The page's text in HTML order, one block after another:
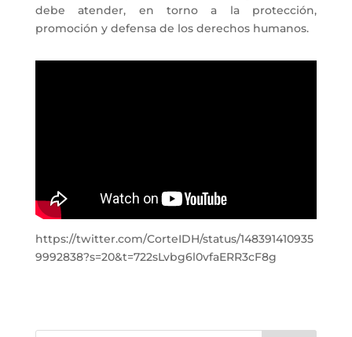
debe atender, en torno a la protección,
promoción y defensa de los derechos humanos.
https://twitter.com/CorteIDH/status/148391410935
9992838?s=20&t=722sLvbg6l0vfaERR3cF8g